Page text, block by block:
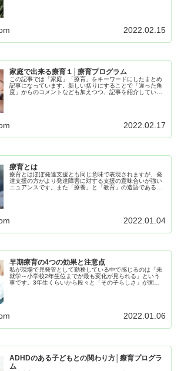
2022.02.15
家庭で出来る療育１│療育プログラム
この記事では「家庭」「療育」をキーワードにしたまとめ
記事になっています。新しい括りにすることで「違った角
度」からのコメントなども加えつつ、記事を紹介していま
2022.02.17
療育とは
療育とはほぼ発達支援とも同じ意味で表現されますが、発
達支援の方がより発達障害に対する支援の意味合いが強い
ニュアンスです。また「療養」と「教育」の造語であると
2022.01.04
早期療育の4つの効果と注意点
私が現場で児発管として勤務している中で感じるのは「未
就学～小学校2年生位までが最も変化が見られる」という
事です。3年生くらいから段々と「その子らしさ」が固ま
2022.01.06
ADHDのある子どもとの関わり方│療育プログラ
ム